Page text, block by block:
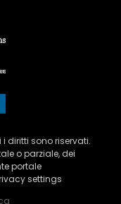
diritti sono riservati.
o parziale, dei
portale
settings